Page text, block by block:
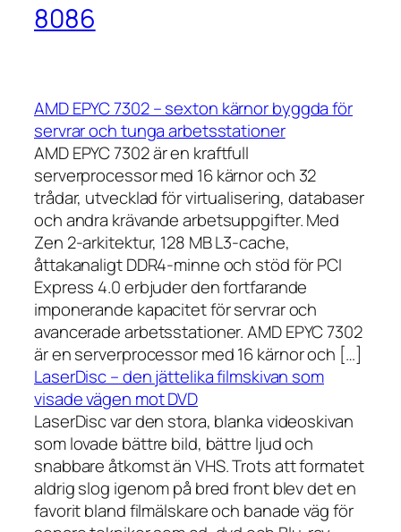
8086
AMD EPYC 7302 – sexton kärnor byggda för
servrar och tunga arbetsstationer
AMD EPYC 7302 är en kraftfull
serverprocessor med 16 kärnor och 32
trådar, utvecklad för virtualisering, databaser
och andra krävande arbetsuppgifter. Med
Zen 2-arkitektur, 128 MB L3-cache,
åttakanaligt DDR4-minne och stöd för PCI
Express 4.0 erbjuder den fortfarande
imponerande kapacitet för servrar och
avancerade arbetsstationer. AMD EPYC 7302
är en serverprocessor med 16 kärnor och […]
LaserDisc – den jättelika filmskivan som
visade vägen mot DVD
LaserDisc var den stora, blanka videoskivan
som lovade bättre bild, bättre ljud och
snabbare åtkomst än VHS. Trots att formatet
aldrig slog igenom på bred front blev det en
favorit bland filmälskare och banade väg för